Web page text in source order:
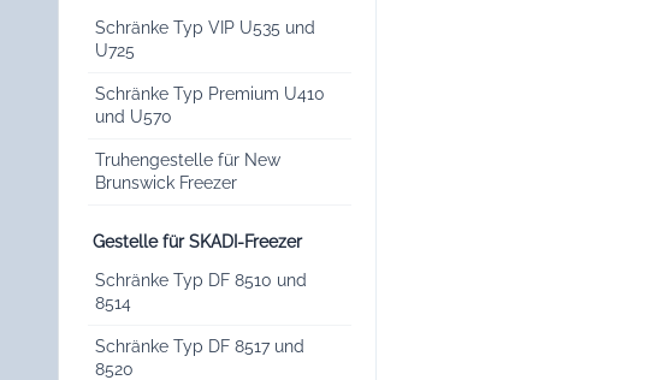
Schränke Typ VIP U535 und
U725
Schränke Typ Premium U410
und U570
Truhengestelle für New
Brunswick Freezer
Gestelle für SKADI-Freezer
Schränke Typ DF 8510 und
8514
Schränke Typ DF 8517 und
8520